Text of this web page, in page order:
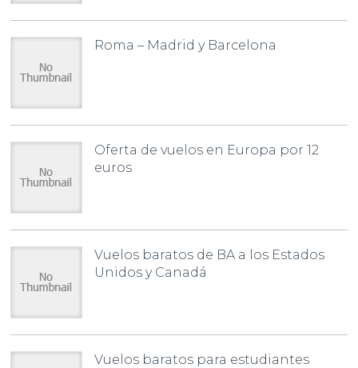
Roma – Madrid y Barcelona
Oferta de vuelos en Europa por 12
euros
Vuelos baratos de BA a los Estados
Unidos y Canadá
Vuelos baratos para estudiantes